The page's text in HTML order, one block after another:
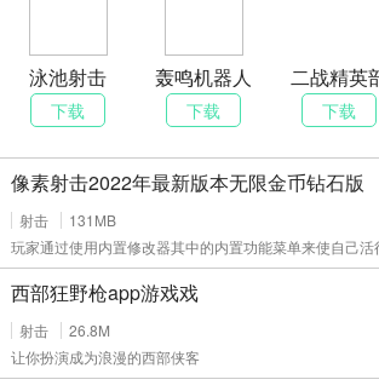
泳池射击
Pool Party
FPS
下载
轰鸣机器人
Boom
Robots
下载
二战精英
队
下载
像素射击2022年最新版本无限金币钻石版
射击
131MB
玩家通过使用内置修改器其中的内置功能菜单来使自己
西部狂野枪app游戏戏
射击
26.8M
让你扮演成为浪漫的西部侠客